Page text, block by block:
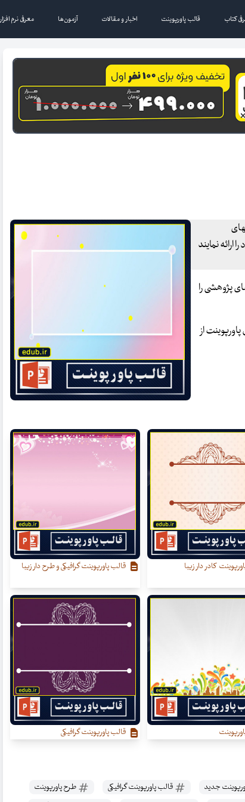
کتاب قالب پاورپوینت اخبار و مقالات آزمون‌ها معرفی نرم افزار
نمایند
پژوهشی را
از
کادر دار زیبا قالب پاورپوینت گرافیکی و طرح دار زیبا
قالب پاورپوینت گرافیکی
جدید قالب پاورپوینت گرافیکی
طرح پاورپوینت